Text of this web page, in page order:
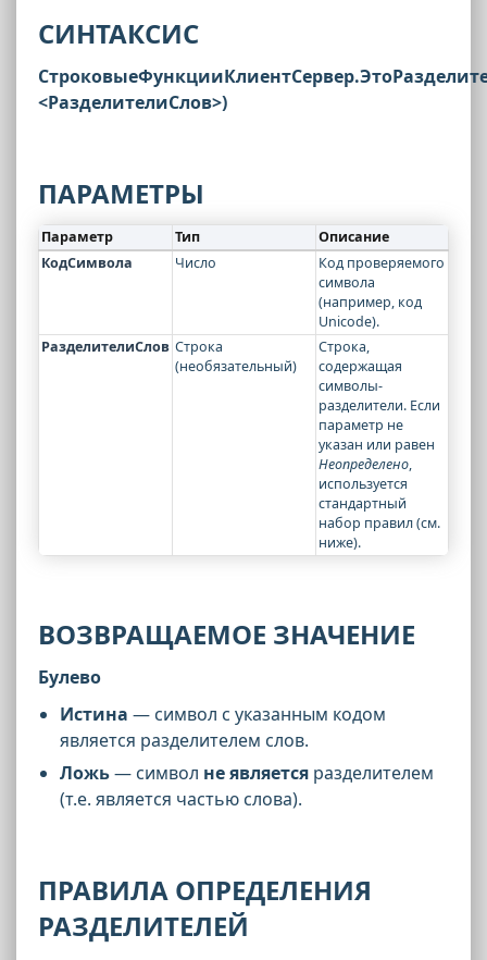
СИНТАКСИС
<РазделителиСлов>)
ПАРАМЕТРЫ
Параметр Тип
Описание
КодСимвола
Число
Код проверяемого
символа
(например, код
Unicode).
РазделителиСлов Строка
(необязательный)
Строка,
содержащая
символы-
разделители. Если
параметр не
указан или равен
Неопределено,
используется
стандартный
набор правил (см.
ниже).
ВОЗВРАЩАЕМОЕ ЗНАЧЕНИЕ
Булево
Истина — символ с указанным кодом
является разделителем слов.
Ложь— символ не является разделителем
(т.е. является частью слова).
ПРАВИЛА ОПРЕДЕЛЕНИЯ
РАЗДЕЛИТЕЛЕЙ